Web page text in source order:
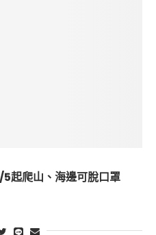
起爬山、海邊可脫口罩